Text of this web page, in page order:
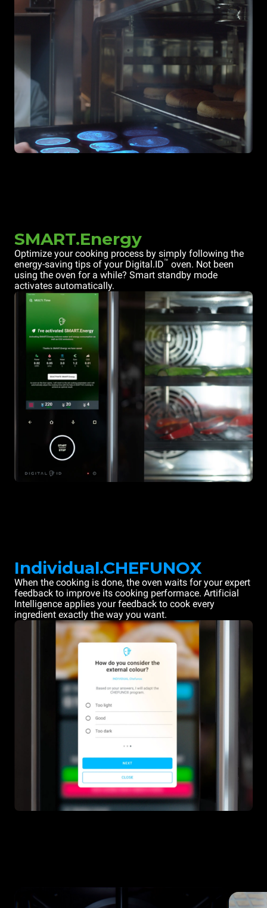
SMART.Energy
Optimize your cooking process by simply following the
energy-saving tips of your Digital.ID™ oven. Not been
using the oven for a while? Smart standby mode
activates automatically.
Individual.CHEFUNOX
When the cooking is done, the oven waits for your expert
feedback to improve its cooking performace. Artificial
Intelligence applies your feedback to cook every
ingredient exactly the way you want.